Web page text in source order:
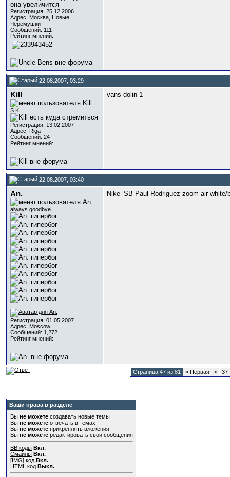
Регистрация: 25.12.2006
Адрес: Москва, Новые
Черёмушки
Сообщений: 111
Рейтинг мнений:
22.08.2007, 03:29
Kill
S.K.
Регистрация: 13.02.2007
Адрес: Riga
Сообщений: 24
Рейтинг мнений:
vans dolin 1
22.08.2007, 03:40
An.
always goodbye
Регистрация: 01.05.2007
Адрес: Moscow
Сообщений: 1,272
Рейтинг мнений:
Nike_SB Paul Rodriguez zoom air white/
Страница 47 из 81 « Первая < 37
Ваши права в разделе
Вы не можете создавать новые темы
Вы не можете отвечать в темах
Вы не можете прикреплять вложения
Вы не можете редактировать свои сообщения
BB коды Вкл.
Смайлы Вкл.
[IMG] код Вкл.
HTML код Выкл.